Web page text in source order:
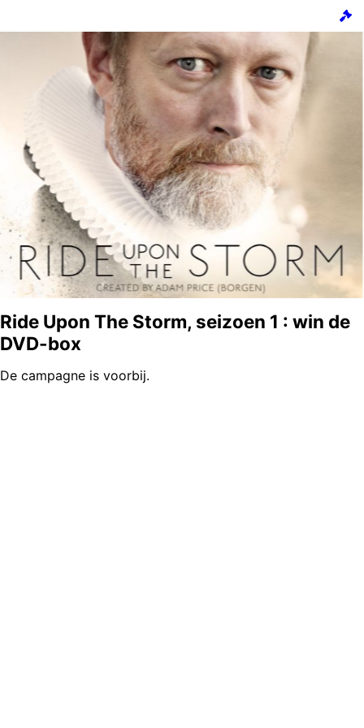
Ride Upon The Storm, seizoen 1 : win de
DVD-box
De campagne is voorbij.